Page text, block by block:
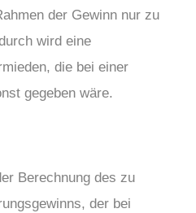
der Gewinn nur zu
wird eine
die bei einer
gegeben wäre.
Berechnung des zu
der bei